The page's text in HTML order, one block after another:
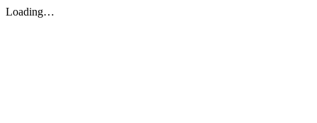
Loading…